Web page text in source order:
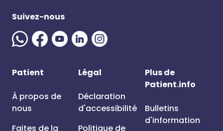
Suivez-nous
Patient
À propos de
nous
Faites de la
Légal
Déclaration
d'accessibilité
Politique de
Plus de
Patient.info
Bulletins
d'information